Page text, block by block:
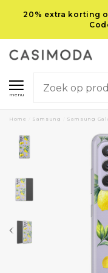
20% extra korting
menu
Home Samsung Samsung